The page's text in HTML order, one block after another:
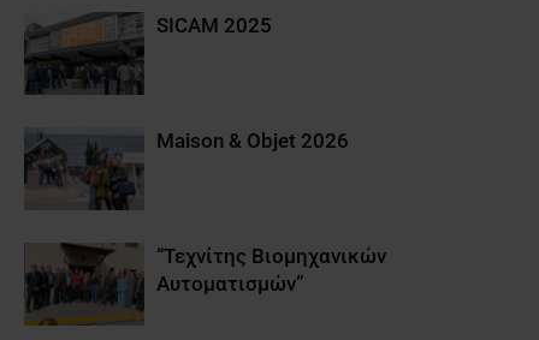
SICAM 2025
Maison & Objet 2026
“Τεχνίτης Βιομηχανικών
Αυτοματισμών”